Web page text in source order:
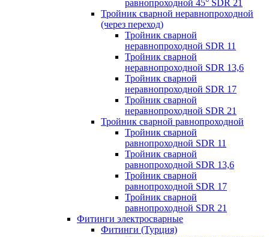
равнопроходной 45° SDR 21
Тройник сварной неравнопроходной
(через переход)
Тройник сварной
неравнопроходной SDR 11
Тройник сварной
неравнопроходной SDR 13,6
Тройник сварной
неравнопроходной SDR 17
Тройник сварной
неравнопроходной SDR 21
Тройник сварной равнопроходной
Тройник сварной
равнопроходной SDR 11
Тройник сварной
равнопроходной SDR 13,6
Тройник сварной
равнопроходной SDR 17
Тройник сварной
равнопроходной SDR 21
Фитинги электросварные
Фитинги (Турция)